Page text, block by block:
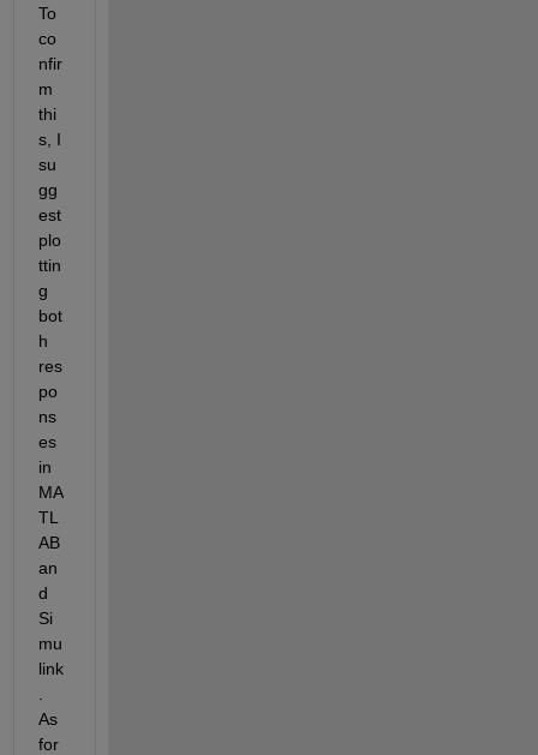
To
co
nfir
m
thi
s, I
su
gg
est
plo
ttin
g
bot
h
res
po
ns
es
in
MA
TL
AB
an
d
Si
mu
link
As
for